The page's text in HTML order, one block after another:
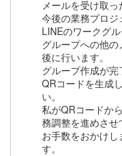
メールを受け取っ
今後の業務プロ
LINEのワークグ
グループへの他
後に行います。
グループ作成が
QRコードを生成
い。
私がQRコードか
務調整を進めさせ
お手数をおかけ
す。